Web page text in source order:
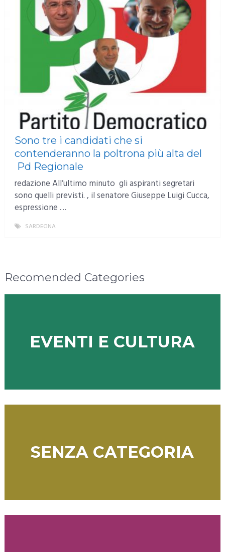
Sono tre i candidati che si
contenderanno la poltrona più alta del
Pd Regionale
redazione All’ultimo minuto gli aspiranti segretari
sono quelli previsti. , il senatore Giuseppe Luigi Cucca,
espressione …
SARDEGNA
Recomended Categories
EVENTI E CULTURA
SENZA CATEGORIA